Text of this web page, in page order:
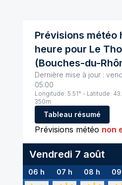
Prévisions météo
heure pour Le
(Bouches-du-
Dernière mise à jour :
05:00
Longitude: 5.51° - Latitude:
350m
Tableau résumé
Prévisions météo non
Vendredi 7 août
06 h 07 h 08 h